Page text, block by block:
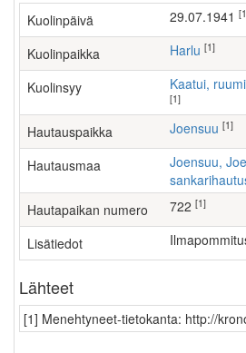
Kuolinpäivä 29.07.1941
Kuolinpaikka Harlu [1]
Kuolinsyy Kaatui,
[1]
Hautauspaikka Joensuu [1]
Hautausmaa
Joensuu, Joensuun
Hautapaikan numero 722 [1]
Lisätiedot
Lähteet
[1] Menehtyneet-tietokanta: http://